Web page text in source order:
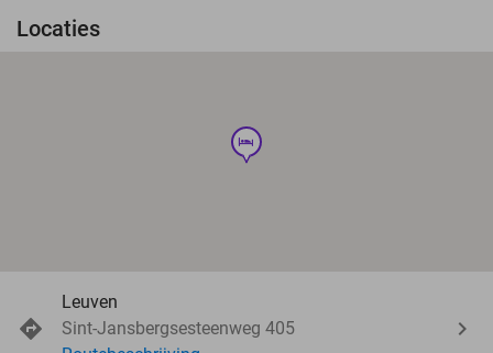
Locaties
hotel
Leuven
Sint-Jansbergsesteenweg 405